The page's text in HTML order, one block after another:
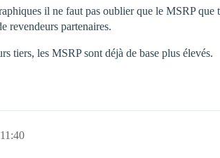
il ne faut pas oublier que le MSRP
revendeurs partenaires.
tiers, les MSRP sont déjà de base plus élevés.